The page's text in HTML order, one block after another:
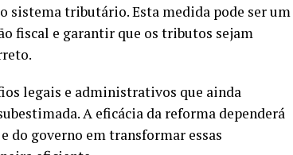
sistema tributário. Esta medida pode ser um
fiscal e garantir que os tributos sejam
legais e administrativos que ainda
A eficácia da reforma dependerá
do governo em transformar essas